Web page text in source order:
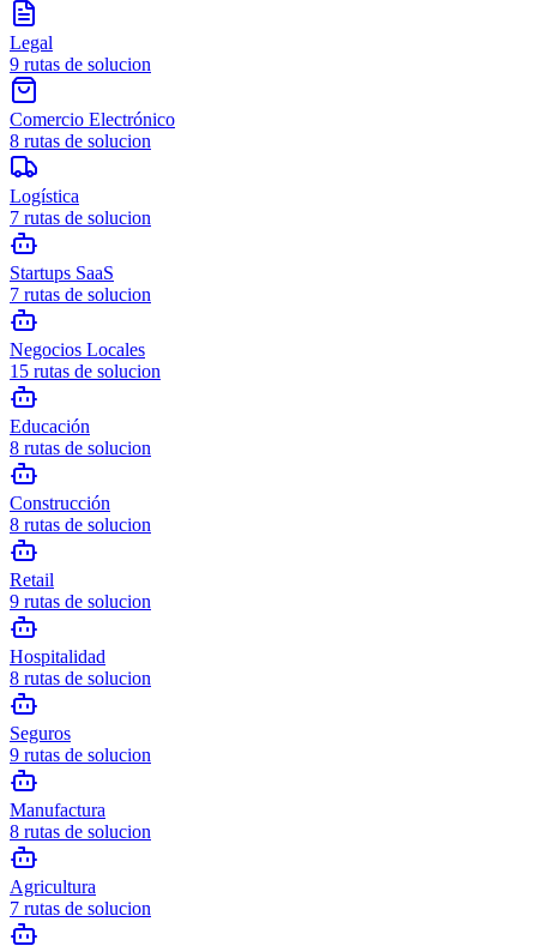
Legal
9 rutas de solucion
Comercio Electrónico
8 rutas de solucion
Logística
7 rutas de solucion
Startups SaaS
7 rutas de solucion
Negocios Locales
15 rutas de solucion
Educación
8 rutas de solucion
Construcción
8 rutas de solucion
Retail
9 rutas de solucion
Hospitalidad
8 rutas de solucion
Seguros
9 rutas de solucion
Manufactura
8 rutas de solucion
Agricultura
7 rutas de solucion